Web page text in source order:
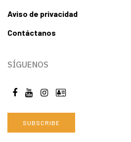
Aviso de privacidad
Contáctanos
SÍGUENOS
SUBSCRIBE